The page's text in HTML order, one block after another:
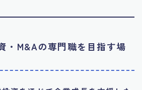
・M&Aの専門職を目指す場